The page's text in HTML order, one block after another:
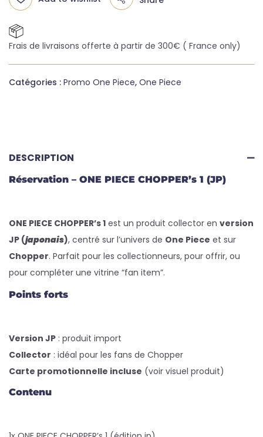
Frais de livraisons offerte à partir de 300€ ( France only)
Catégories : Promo One Piece, One Piece
DESCRIPTION
Réservation – ONE PIECE CHOPPER’s 1 (JP)
ONE PIECE CHOPPER’s 1 est un produit collector en version
JP (japonais), centré sur l’univers de One Piece et sur
Chopper. Parfait pour les collectionneurs, pour offrir, ou
pour compléter une vitrine “fan item”.
Points forts
Version JP : produit import
Collector : idéal pour les fans de Chopper
Carte promotionnelle incluse (voir visuel produit)
Contenu